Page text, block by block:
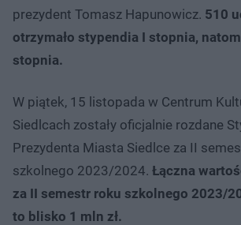
prezydent Tomasz Hapunowicz. 510
otrzymało stypendia I stopnia,
stopnia.
W piątek, 15 listopada w Centrum
Siedlcach zostały oficjalnie rozdane
Prezydenta Miasta Siedlce za II
szkolnego 2023/2024. Łączna
za II semestr roku szkolnego 2023/
to blisko 1 mln zł.